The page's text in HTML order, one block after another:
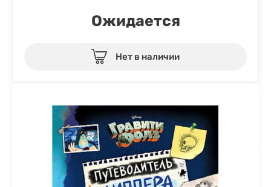
Ожидается
Нет в наличии